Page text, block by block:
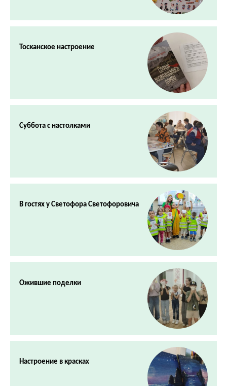
Тосканское настроение
Суббота с настолками
В гостях у Светофора Светофоровича
Ожившие поделки
Настроение в красках